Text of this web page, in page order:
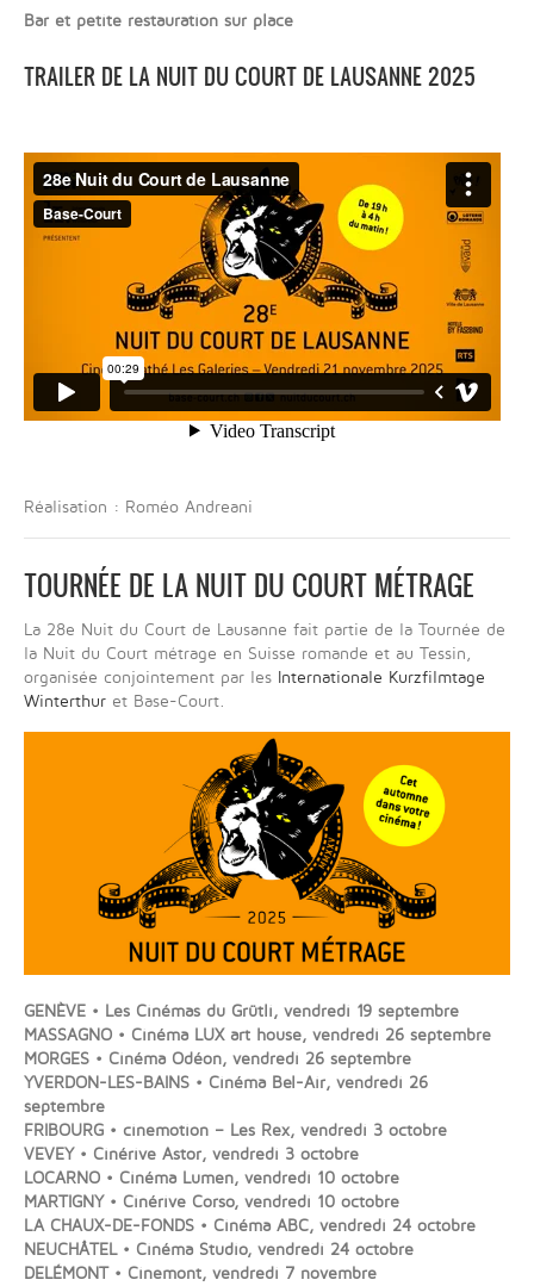
Bar et petite restauration sur place
TRAILER DE LA NUIT DU COURT DE LAUSANNE 2025
Réalisation : Roméo Andreani
TOURNÉE DE LA NUIT DU COURT MÉTRAGE
La 28e Nuit du Court de Lausanne fait partie de la Tournée de
la Nuit du Court métrage en Suisse romande et au Tessin,
organisée conjointement par les Internationale Kurzfilmtage
Winterthur et Base-Court.
GENÈVE • Les Cinémas du Grütli, vendredi 19 septembre
MASSAGNO • Cinéma LUX art house, vendredi 26 septembre
MORGES • Cinéma Odéon, vendredi 26 septembre
YVERDON-LES-BAINS • Cinéma Bel-Air, vendredi 26
septembre
FRIBOURG • cinemotion – Les Rex, vendredi 3 octobre
VEVEY • Cinérive Astor, vendredi 3 octobre
LOCARNO • Cinéma Lumen, vendredi 10 octobre
MARTIGNY • Cinérive Corso, vendredi 10 octobre
LA CHAUX-DE-FONDS • Cinéma ABC, vendredi 24 octobre
NEUCHÂTEL • Cinéma Studio, vendredi 24 octobre
DELÉMONT • Cinemont, vendredi 7 novembre